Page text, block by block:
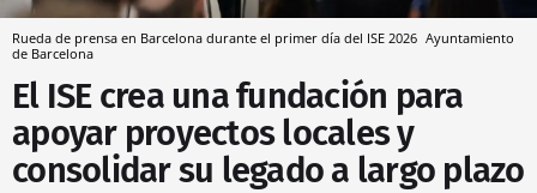
Rueda de prensa en Barcelona durante el primer día del ISE 2026 Ayuntamiento
de Barcelona
El ISE crea una fundación para
apoyar proyectos locales y
consolidar su legado a largo plazo